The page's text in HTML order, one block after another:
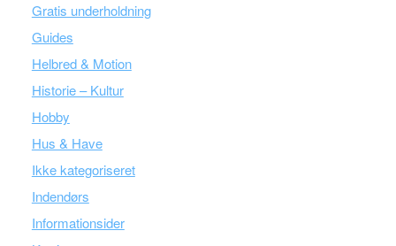
Gratis underholdning
Guides
Helbred & Motion
Historie – Kultur
Hobby
Hus & Have
Ikke kategoriseret
Indendørs
Informationsider